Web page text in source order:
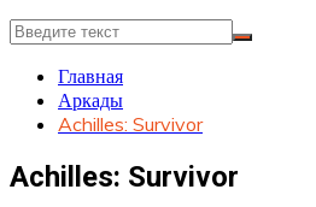
Главная
Аркады
Achilles: Survivor
Achilles: Survivor